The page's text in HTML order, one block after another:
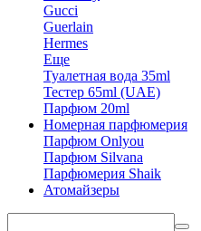
Gucci
Guerlain
Hermes
Еще
Туалетная вода 35ml
Тестер 65ml (UAE)
Парфюм 20ml
Номерная парфюмерия
Парфюм Onlyou
Парфюм Silvana
Парфюмерия Shaik
Атомайзеры